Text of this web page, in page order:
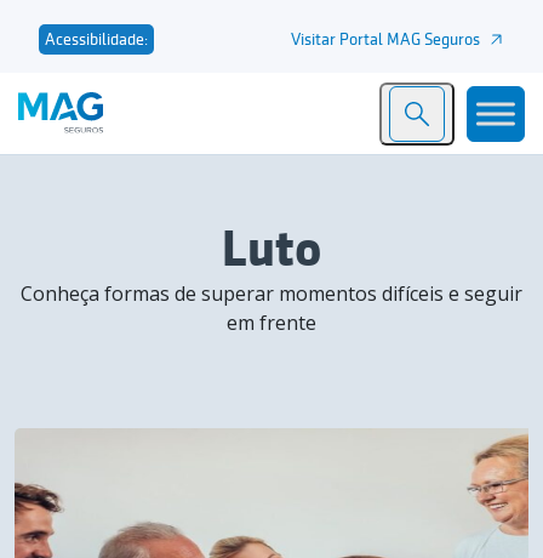
Acessibilidade: Visitar Portal MAG Seguros
Luto
Conheça formas de superar momentos difíceis e seguir
em frente